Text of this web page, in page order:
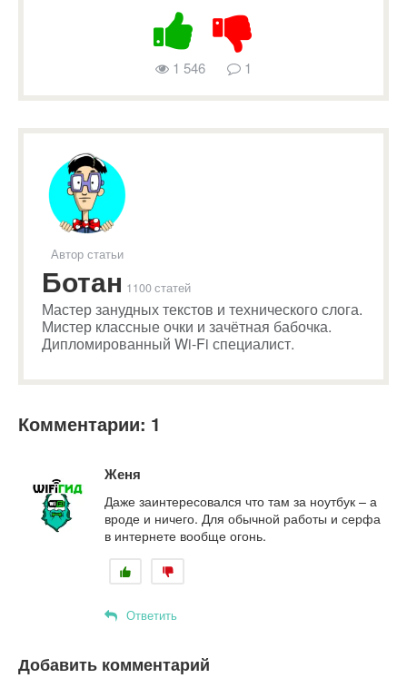
1 546 1
Автор статьи
Ботан 1100 статей
Мастер занудных текстов и технического слога.
Мистер классные очки и зачётная бабочка.
Дипломированный Wi-Fi специалист.
Комментарии: 1
Женя
Даже заинтересовался что там за ноутбук – а
вроде и ничего. Для обычной работы и серфа
в интернете вообще огонь.
Ответить
Добавить комментарий